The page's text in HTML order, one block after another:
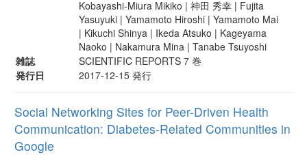
Kobayashi-Miura Mikiko | 神田 秀幸 | Fujita
Yasuyuki | Yamamoto Hiroshi | Yamamoto Mai
| Kikuchi Shinya | Ikeda Atsuko | Kageyama
Naoko | Nakamura Mina | Tanabe Tsuyoshi
雑誌
SCIENTIFIC REPORTS 7 巻
発行日
2017-12-15 発行
Social Networking Sites for Peer-Driven Health
Communication: Diabetes-Related Communities in
Google